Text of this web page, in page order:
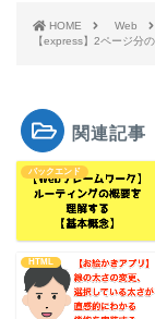
HOME Web
【express】2ページ分
関連記事
バックエンド
HTML